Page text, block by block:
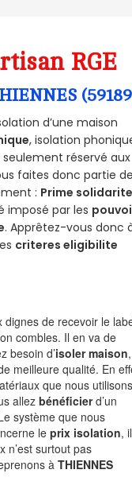
RGE
d’une maison
, isolation
réservé aux
faites donc partie de
: Prime solidarite
imposé par les
. Apprêtez-vous donc
criteres eligibilite
de recevoir le
combles. Il en va de
besoin d’isoler maison,
meilleure qualité. En
que nous utilisons
allezbénéficierd’un
système que nous
leprix isolation, il
n’est surtout pas
àTHIENNES